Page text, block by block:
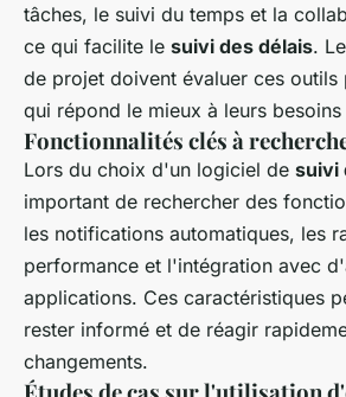
tâches, le suivi du temps et la
ce qui facilite le suivi des délais.
de projet doivent évaluer ces outils
qui répond le mieux à leurs
Fonctionnalités clés à
Lors du choix d'un logiciel de suivi
important de rechercher des
les notifications automatiques, les
performance et l'intégration avec
applications. Ces caractéristiques
rester informé et de réagir
changements.